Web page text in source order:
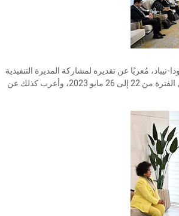
نيباد، مُعربًا عن تقديره لمشاركة المديرة التنفيذية
للوكالة في الاجتماعات السنوية لمجموعة بنك التنمية الافريقي في شرم الشيخ خلال الفترة من 22 إلى 26 مايو 2023، وأعرب كذلك عن